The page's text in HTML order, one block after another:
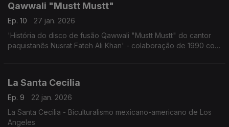
Qawwali "Mustt Mustt"
Ep. 10
27 jan. 2026
'História do disco de fusão Qawwali "Mustt Mustt" do cantor
paquistanês Nusrat Fateh Ali Khan' - colaboração de 1990 com
La Santa Cecilia
Ep. 9
22 jan. 2026
La Santa Cecilia - Biculturalismo mexicano-americano de Los
Angeles